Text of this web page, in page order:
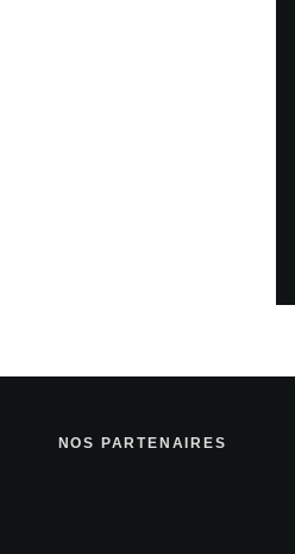
NOS PARTENAIRES